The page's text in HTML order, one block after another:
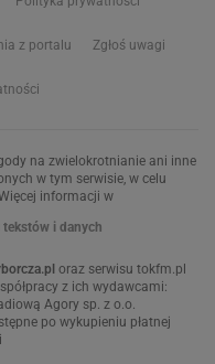
z portalu Zgłoś uwagi
na zwielokrotnianie ani inne
w tym serwisie, w celu
informacji w
i danych
oraz serwisu tokfm.pl
z ich wydawcami:
Agory sp. z o.o.
po wykupieniu płatnej